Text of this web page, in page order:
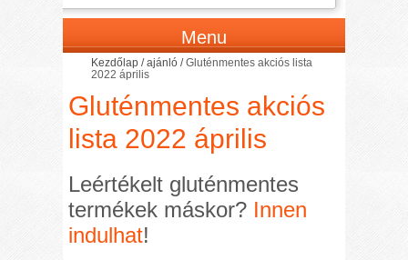
Menu
Kezdőlap /ajánló /Gluténmentes akciós lista
2022 április
Gluténmentes akciós
lista 2022 április
Leértékelt gluténmentes
termékek máskor? Innen
indulhat!